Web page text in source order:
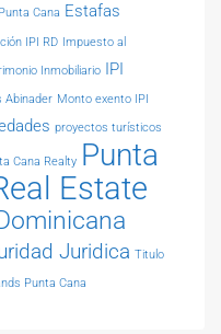
Cana Estafas
IPI RD Impuesto al
Inmobiliario IPI
Abinader Monto exento IPI
proyectos turísticos
Cana Realty Punta
Estate
Juridica Titulo
Punta Cana